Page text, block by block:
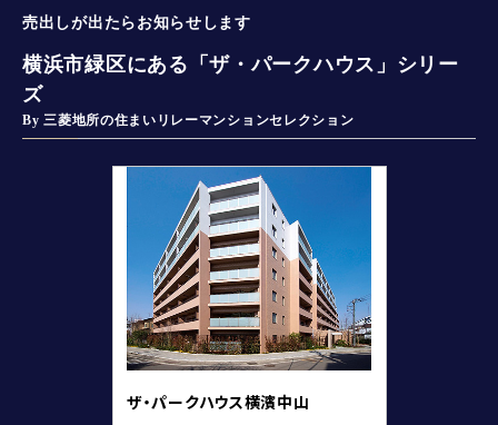
売出しが出たらお知らせします
横浜市緑区にある「ザ・パークハウス」シリー
ズ
By 三菱地所の住まいリレーマンションセレクション
ザ・パークハウス横濱中山